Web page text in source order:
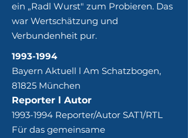
ein „Radl Wurst" zum Probieren. Das
war Wertschätzung und
Verbundenheit pur.
1993-1994
Bayern Aktuell l Am Schatzbogen,
81825 München
Reporter l Autor
1993-1994 Reporter/Autor SAT1/RTL
Für das gemeinsame